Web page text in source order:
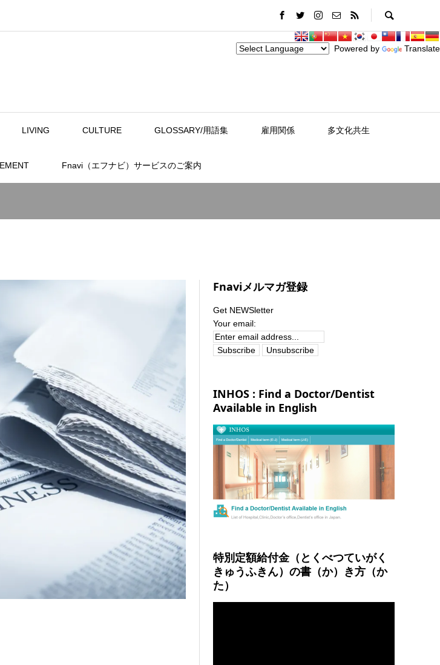
Powered by Translate
LIVING CULTURE GLOSSARY/用語集 雇用関係 多文化共生
Fnavi（エフナビ）サービスのご案内
Fnaviメルマガ登録
Get NEWSletter
Your email:
INHOS : Find a Doctor/Dentist
Available in English
特別定額給付金（とくべつていがく
きゅうふきん）の書（か）き方（か
た）